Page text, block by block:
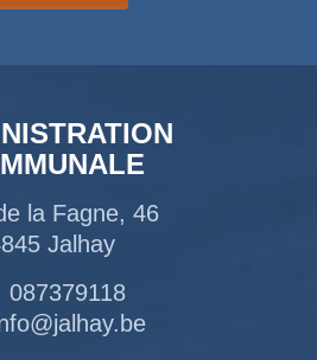
la Fagne, 46
Jalhay
087379118